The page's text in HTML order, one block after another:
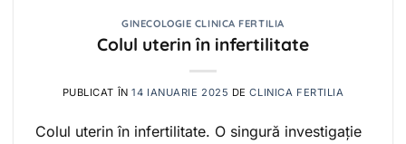
GINECOLOGIE CLINICA FERTILIA
Colul uterin în infertilitate
PUBLICAT ÎN14 IANUARIE 2025 DECLINICA FERTILIA
Colul uterin în infertilitate. O singură investigație